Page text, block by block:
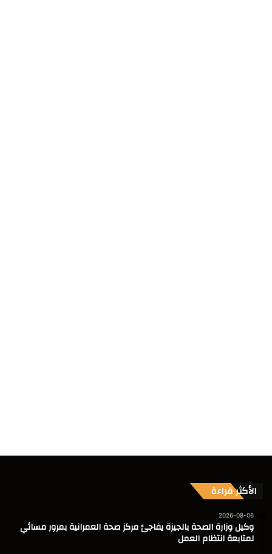
الأكثر قراءة
2026-08-06
وكيل وزارة الصحة بالجيزة يفاجئ مركز صحة العمرانية بمرور مسائي
لمتابعة انتظام العمل